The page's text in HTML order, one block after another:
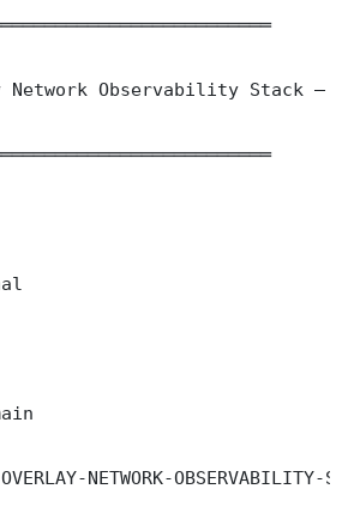
Network Observability Stack —
NETWORK-OBSERVABILITY-